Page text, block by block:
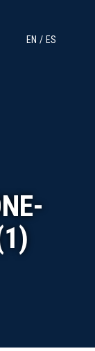
EN ES